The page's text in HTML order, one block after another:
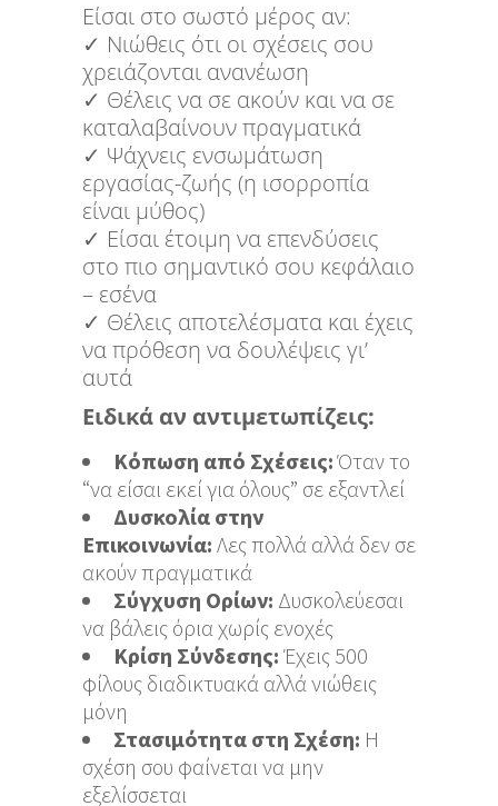
Είσαι στο σωστό μέρος αν:
✓ Νιώθεις ότι οι σχέσεις σου
χρειάζονται ανανέωση
✓ Θέλεις να σε ακούν και να σε
καταλαβαίνουν πραγματικά
✓ Ψάχνεις ενσωμάτωση
εργασίας-ζωής (η ισορροπία
είναι μύθος)
✓ Είσαι έτοιμη να επενδύσεις
στο πιο σημαντικό σου κεφάλαιο
– εσένα
✓ Θέλεις αποτελέσματα και έχεις
να πρόθεση να δουλέψεις γι’
αυτά
Ειδικά αν αντιμετωπίζεις:
Κόπωση από Σχέσεις:Όταν το
“να είσαι εκεί για όλους” σε εξαντλεί
Δυσκολία στην
Επικοινωνία: Λες πολλά αλλά δεν σε
ακούν πραγματικά
Σύγχυση Ορίων: Δυσκολεύεσαι
να βάλεις όρια χωρίς ενοχές
Κρίση Σύνδεσης: Έχεις 500
φίλους διαδικτυακά αλλά νιώθεις
μόνη
Στασιμότητα στη Σχέση: Η
σχέση σου φαίνεται να μην
εξελίσσεται